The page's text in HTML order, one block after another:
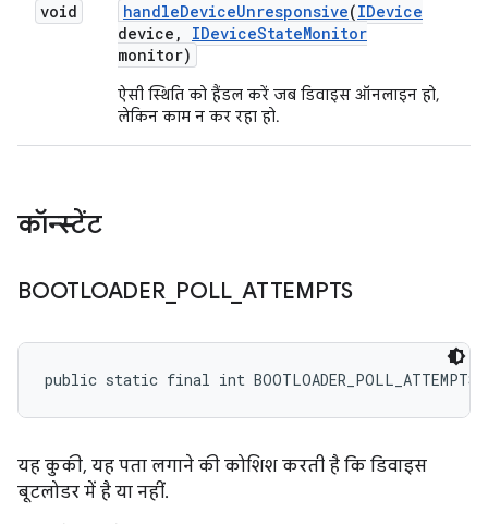
void handleDeviceUnresponsive(IDevice
device , IDeviceStateMonitor
monitor)
ऐसी स्थिति को हैंडल करें जब डिवाइस ऑनलाइन हो,
लेकिन काम न कर रहा हो.
कॉन्स्टेंट
BOOTLOADER_ POLL_ ATTEMPTS
public static final int BOOTLOADER_POLL_ATTEMPTS
यह कुकी, यह पता लगाने की कोशिश करती है कि डिवाइस
बूटलोडर में है या नहीं.